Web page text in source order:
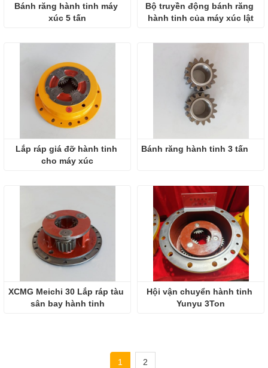
Bánh răng hành tinh máy
xúc 5 tấn
Bộ truyền động bánh răng
hành tinh của máy xúc lật
Lắp ráp giá đỡ hành tinh
cho máy xúc
Bánh răng hành tinh 3 tấn
XCMG Meichi 30 Lắp ráp tàu
sân bay hành tinh
Hội vận chuyển hành tinh
Yunyu 3Ton
1 2